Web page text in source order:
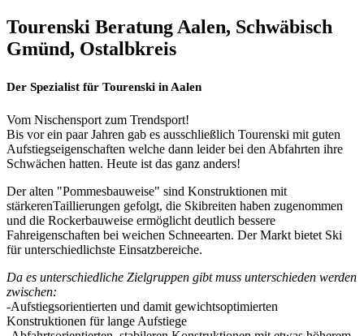
Tourenski Beratung Aalen, Schwäbisch
Gmünd, Ostalbkreis
Der Spezialist für Tourenski in Aalen
Vom Nischensport zum Trendsport!
Bis vor ein paar Jahren gab es ausschließlich Tourenski mit guten
Aufstiegseigenschaften welche dann leider bei den Abfahrten ihre
Schwächen hatten. Heute ist das ganz anders!
Der alten "Pommesbauweise" sind Konstruktionen mit
stärkerenTaillierungen gefolgt, die Skibreiten haben zugenommen
und die Rockerbauweise ermöglicht deutlich bessere
Fahreigenschaften bei weichen Schneearten. Der Markt bietet Ski
für unterschiedlichste Einsatzbereiche.
Da es unterschiedliche Zielgruppen gibt muss unterschieden werden
zwischen:
-Aufstiegsorientierten und damit gewichtsoptimierten
Konstruktionen für lange Aufstiege